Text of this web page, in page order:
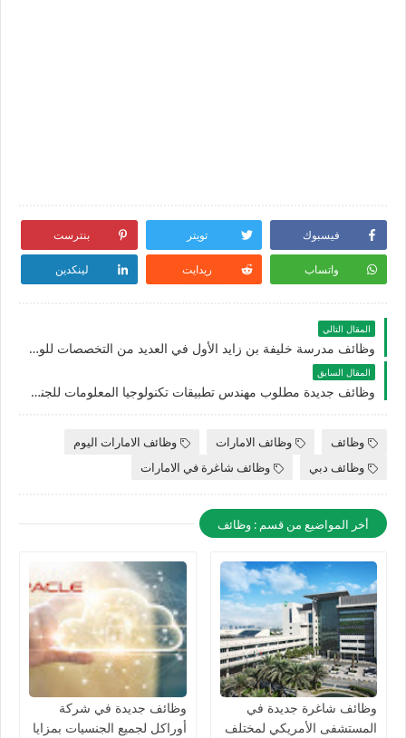
فيسبوك تويتر بنترست
واتساب ريدايت لينكدين
المقال التالي
وظائف مدرسة خليفة بن زايد الأول في العديد من التخصصات للوافدين والمقيمين في الامارات
المقال السابق
وظائف جديدة مطلوب مهندس تطبيقات تكنولوجيا المعلومات للجنسيين للوافدين والمقيمين في الامارات
وظائف وظائف الامارات
وظائف الامارات اليوم
وظائف دبي
وظائف شاغرة في الامارات
أخر المواضيع من قسم : وظائف
وظائف شاغرة جديدة في
المستشفى الأمريكي لمختلف
وظائف جديدة في شركة
أوراكل لجميع الجنسيات بمزايا